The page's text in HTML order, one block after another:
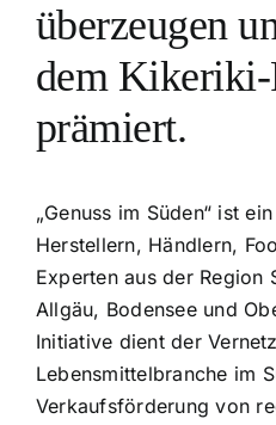
überzeugen
dem Kikeriki-
prämiert.
„Genuss im Süden“ ist
Herstellern, Händlern,
Experten aus der Region
Allgäu, Bodensee und
Initiative dient der
Lebensmittelbranche im
Verkaufsförderung von